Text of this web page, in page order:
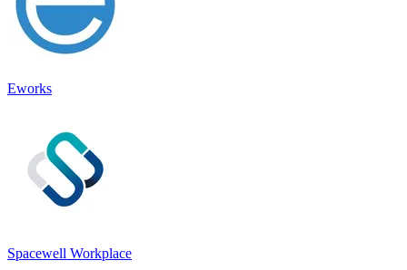
Eworks
Spacewell Workplace